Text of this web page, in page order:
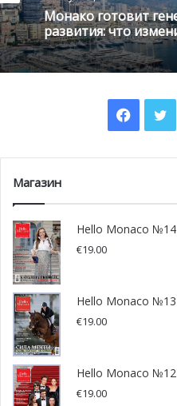
команды, которые
компании.
Затем конференция
представителей
Отелей Accor – мирового
странах, зарабатывающего
Представители Accor
системах бронирования с
телефонов, которые
Монако готовит
развития: что
Магазин
Hello Monaco
€19.00
Hello Monaco
€19.00
Hello Monaco
€19.00